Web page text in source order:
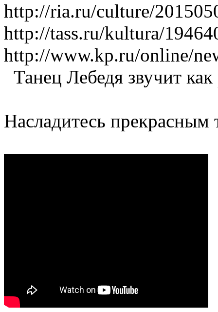
http://ria.ru/culture/
http://tass.ru/kultura/
http://www.kp.ru/online/
Танец Лебедя звучит
Насладитесь прекрасным